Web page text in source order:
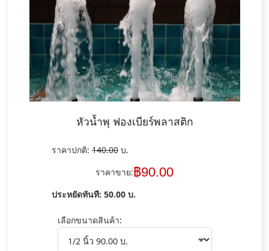
หัวน้ำพุ ฟองเบียร์พลาสติก
ราคาปกติ:140.00บ.
ราคาขาย:฿90.00
ประหยัดทันที: 50.00บ.
เลือกขนาดสินค้า: